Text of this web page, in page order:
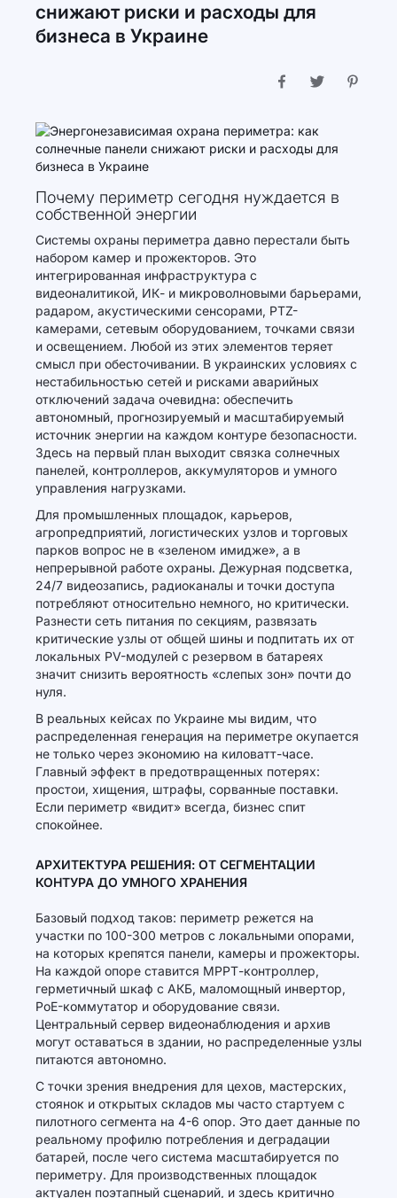
снижают риски и расходы для
бизнеса в Украине
Почему периметр сегодня нуждается в
собственной энергии
Системы охраны периметра давно перестали быть
набором камер и прожекторов. Это
интегрированная инфраструктура с
видеоналитикой, ИК- и микроволновыми барьерами,
радаром, акустическими сенсорами, PTZ-
камерами, сетевым оборудованием, точками связи
и освещением. Любой из этих элементов теряет
смысл при обесточивании. В украинских условиях с
нестабильностью сетей и рисками аварийных
отключений задача очевидна: обеспечить
автономный, прогнозируемый и масштабируемый
источник энергии на каждом контуре безопасности.
Здесь на первый план выходит связка солнечных
панелей, контроллеров, аккумуляторов и умного
управления нагрузками.
Для промышленных площадок, карьеров,
агропредприятий, логистических узлов и торговых
парков вопрос не в «зеленом имидже», а в
непрерывной работе охраны. Дежурная подсветка,
24/7 видеозапись, радиоканалы и точки доступа
потребляют относительно немного, но критически.
Разнести сеть питания по секциям, развязать
критические узлы от общей шины и подпитать их от
локальных PV-модулей с резервом в батареях
значит снизить вероятность «слепых зон» почти до
нуля.
В реальных кейсах по Украине мы видим, что
распределенная генерация на периметре окупается
не только через экономию на киловатт-часе.
Главный эффект в предотвращенных потерях:
простои, хищения, штрафы, сорванные поставки.
Если периметр «видит» всегда, бизнес спит
спокойнее.
АРХИТЕКТУРА РЕШЕНИЯ: ОТ СЕГМЕНТАЦИИ
КОНТУРА ДО УМНОГО ХРАНЕНИЯ
Базовый подход таков: периметр режется на
участки по 100-300 метров с локальными опорами,
на которых крепятся панели, камеры и прожекторы.
На каждой опоре ставится МРРТ-контроллер,
герметичный шкаф с АКБ, маломощный инвертор,
PoE-коммутатор и оборудование связи.
Центральный сервер видеонаблюдения и архив
могут оставаться в здании, но распределенные узлы
питаются автономно.
С точки зрения внедрения для цехов, мастерских,
стоянок и открытых складов мы часто стартуем с
пилотного сегмента на 4-6 опор. Это дает данные по
реальному профилю потребления и деградации
батарей, после чего система масштабируется по
периметру. Для производственных площадок
актуален поэтапный сценарий, и здесь критично